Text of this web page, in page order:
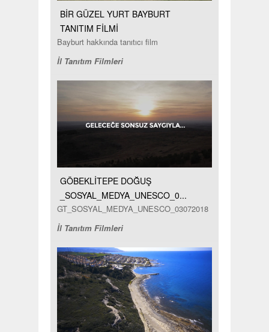
BİR GÜZEL YURT BAYBURT
TANITIM FİLMİ
Bayburt hakkında tanıtıcı film
İl Tanıtım Filmleri
GÖBEKLİTEPE DOĞUŞ
_SOSYAL_MEDYA_UNESCO_0...
GT_SOSYAL_MEDYA_UNESCO_03072018
İl Tanıtım Filmleri